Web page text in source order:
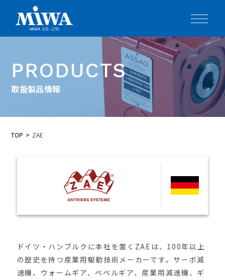
PRODUCTS
取扱製品情報
TOP ZAE
ドイツ・ハンブルクに本社を置くZAEは、100年以上
の歴史を持つ産業用駆動技術メーカーです。サーボ減
速機、ウォームギア、ベベルギア、産業用減速機、ギ